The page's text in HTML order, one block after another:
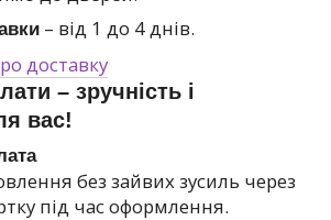
– від 1 до 4 днів.
доставку
– зручність і
вас!
без зайвих зусиль через
під час оформлення.